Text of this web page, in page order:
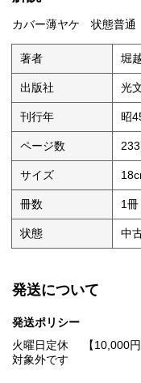
カバー薄ヤケ 状態普通
著者 堀
出版社 光
刊行年 昭
ページ数
サイズ
冊数 1冊
状態 中
発送について
発送ポリシー
火曜日定休 【10,000
対象外です